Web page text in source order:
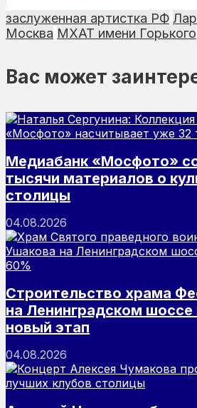
заслуженная артистка РФ
Москва МХАТ имени Горького
Вас может
Медиабанк «Мосфото»
тысячи материалов о
столицы
04.08.2026
Строительство храма
на Ленинградском
новый этап
04.08.2026